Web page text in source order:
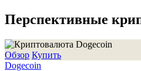
Перспективные
Обзор Купить
Dogecoin